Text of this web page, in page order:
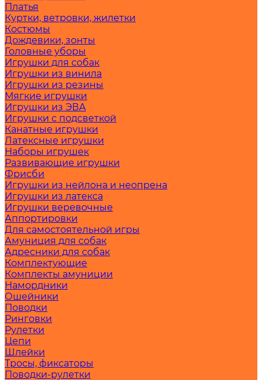
Платья
Куртки, ветровки, жилетки
Костюмы
Дождевики, зонты
Головные уборы
Игрушки для собак
Игрушки из винила
Игрушки из резины
Мягкие игрушки
Игрушки из ЭВА
Игрушки с подсветкой
Канатные игрушки
Латексные игрушки
Наборы игрушек
Развивающие игрушки
Фрисби
Игрушки из нейлона и неопрена
Игрушки из латекса
Игрушки веревочные
Аппортировки
Для самостоятельной игры
Амуниция для собак
Адресники для собак
Комплектующие
Комплекты амуниции
Намордники
Ошейники
Поводки
Ринговки
Рулетки
Цепи
Шлейки
Тросы, фиксаторы
Поводки-рулетки